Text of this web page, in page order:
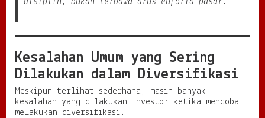
Kesalahan Umum yang Sering
Dilakukan dalam Diversifikasi
Meskipun terlihat sederhana, masih banyak
kesalahan yang dilakukan investor ketika mencoba
melakukan diversifikasi.